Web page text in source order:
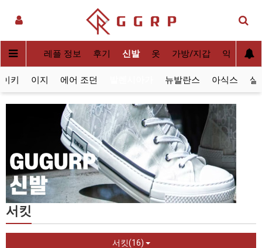
사[QC] 레플 정보 후기 신발 옷 가방/지갑 악세사리
키 이지 에어 조던 뉴발란스 아식스 살
서킷
서킷(16)